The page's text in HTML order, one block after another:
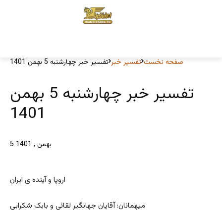
صفحه نخست تفسیر خبر تفسیر خبر چهارشنبه 5 بهمن 1401
تفسیر خبر چهارشنبه 5 بهمن
1401
5 بهمن , 1401
اروپا و آینده ی ایران
میهمانان: آقایان جهانگیر لقائی و بابک شکرابی